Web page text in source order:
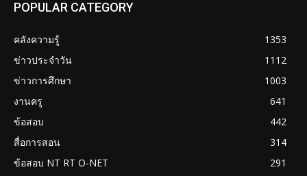
POPULAR CATEGORY
คลังความรู้
1353
ข่าวประจำวัน
1112
ข่าวการศึกษา
1003
งานครู
641
ข้อสอบ
442
สื่อการสอน
314
ข้อสอบ NT RT O-NET
291